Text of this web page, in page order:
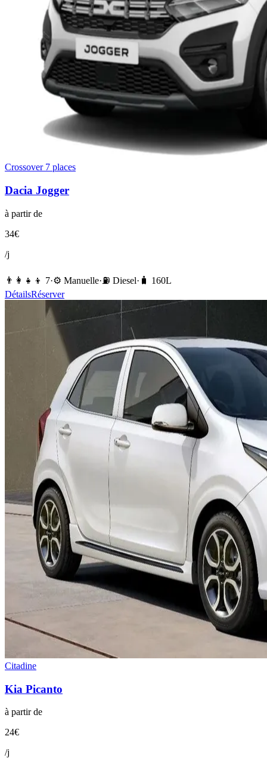
Crossover 7 places
Dacia Jogger
à partir de
34€
/j
👨‍👩‍👧‍👦 7·⚙️ Manuelle·⛽️ Diesel· 🧳 160L
DétailsRéserver
Citadine
Kia Picanto
à partir de
24€
/j